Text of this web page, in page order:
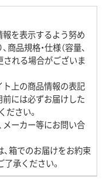
報を表示するよう努め
品規格・仕様（容量、
される場合がございま
ト上の商品情報の表記
前には必ずお届けした
さい。
メーカー等にお問い合
、箱でのお届けをお約束
承ください。